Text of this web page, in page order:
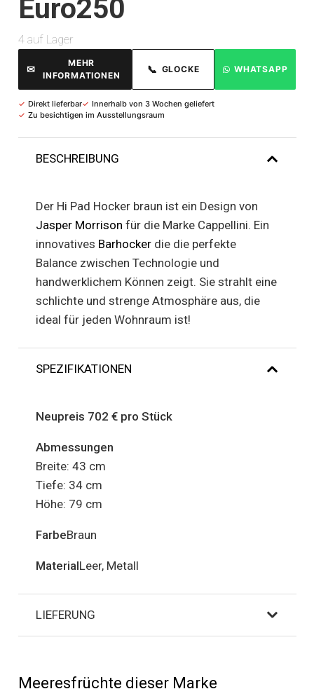
Euro250
4 auf Lager
✉
MEHR
INFORMATIONEN
📞 GLOCKE WHATSAPP
✓ Direkt lieferbar✓ Innerhalb von 3 Wochen geliefert
✓ Zu besichtigen im Ausstellungsraum
BESCHREIBUNG
Der Hi Pad Hocker braun ist ein Design von
Jasper Morrison für die Marke Cappellini. Ein
innovatives Barhocker die die perfekte
Balance zwischen Technologie und
handwerklichem Können zeigt. Sie strahlt eine
schlichte und strenge Atmosphäre aus, die
ideal für jeden Wohnraum ist!
SPEZIFIKATIONEN
Neupreis 702 € pro Stück
Abmessungen
Breite: 43 cm
Tiefe: 34 cm
Höhe: 79 cm
FarbeBraun
MaterialLeer, Metall
LIEFERUNG
Meeresfrüchte dieser Marke